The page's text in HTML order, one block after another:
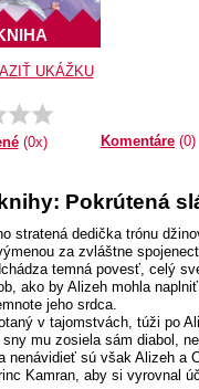
UKÁŽKU
(0x) Komentáre (0)
Pokrútená
stratená dedička trónu
za zvláštne
temná povesť, celý
ako by Alizeh mohla
jeho srdca.
v tajomstvách, túži po
mu zosiela sám diabol,
nenávidieť sú však Alizeh a
Kamran, aby si vyrovnal